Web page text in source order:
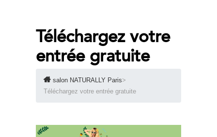
Téléchargez votre
entrée gratuite
salon NATURALLY Paris>
Téléchargez votre entrée gratuite